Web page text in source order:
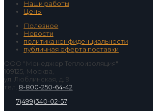
Наши работы
Цены
Полезное
Новости
политика конфиденциальности
публичная оферта поставки
ООО "Менеджер Теплоизоляция"
109125, Москва,
ул. Люблинская, д. 9
тел. 8-800-250-64-42
7(499)340-02-57